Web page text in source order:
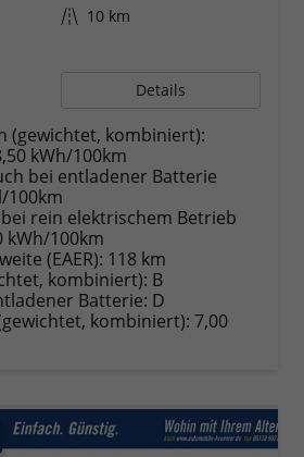
Kilometerstand 10 km
Details
(gewichtet, kombiniert):
kWh/100km
bei entladener Batterie
100km
rein elektrischem Betrieb
kWh/100km
(EAER): 118 km
kombiniert): B
Batterie: D
kombiniert): 7,00